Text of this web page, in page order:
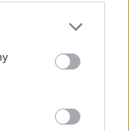
or more Google
You may click to
party tags to
in below Google
ελιές,
να πάμε το